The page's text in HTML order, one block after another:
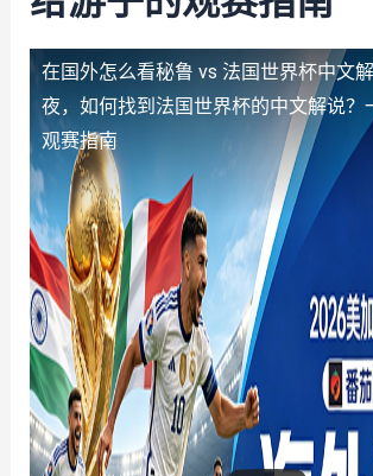
在国外怎么看秘鲁 vs 法国世界杯中文
夜，如何找到法国世界杯的中文解说？
观赛指南